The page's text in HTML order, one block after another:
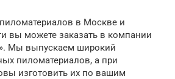
в Москве и
вы можете заказать в компании
Мы выпускаем широкий
пиломатериалов, а при
изготовить их по вашим